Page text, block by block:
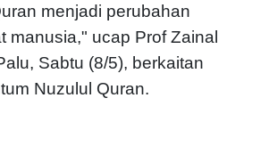
menjadi perubahan
manusia," ucap Prof Zainal
Sabtu (8/5), berkaitan
Nuzulul Quran.